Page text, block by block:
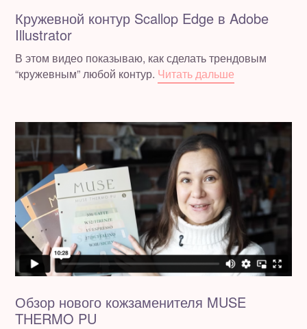
Кружевной контур Scallop Edge в Adobe
Illustrator
В этом видео показываю, как сделать трендовым
“кружевным” любой контур. Читать дальше
Обзор нового кожзаменителя MUSE
THERMO PU